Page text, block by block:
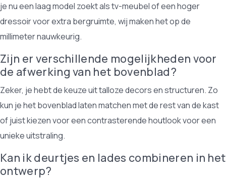
je nu een laag model zoekt als tv-meubel of een hoger
dressoir voor extra bergruimte, wij maken het op de
millimeter nauwkeurig.
Zijn er verschillende mogelijkheden voor
de afwerking van het bovenblad?
Zeker, je hebt de keuze uit talloze decors en structuren. Zo
kun je het bovenblad laten matchen met de rest van de kast
of juist kiezen voor een contrasterende houtlook voor een
unieke uitstraling.
Kan ik deurtjes en lades combineren in het
ontwerp?